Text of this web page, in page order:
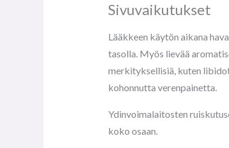
Sivuvaikutukset
Lääkkeen käytön aikana
tasolla. Myös lievää
merkityksellisiä, kuten
kohonnutta verenpainetta.
Ydinvoimalaitosten
koko osaan.